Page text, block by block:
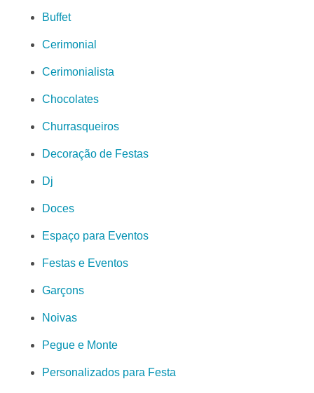
Buffet
Cerimonial
Cerimonialista
Chocolates
Churrasqueiros
Decoração de Festas
Dj
Doces
Espaço para Eventos
Festas e Eventos
Garçons
Noivas
Pegue e Monte
Personalizados para Festa